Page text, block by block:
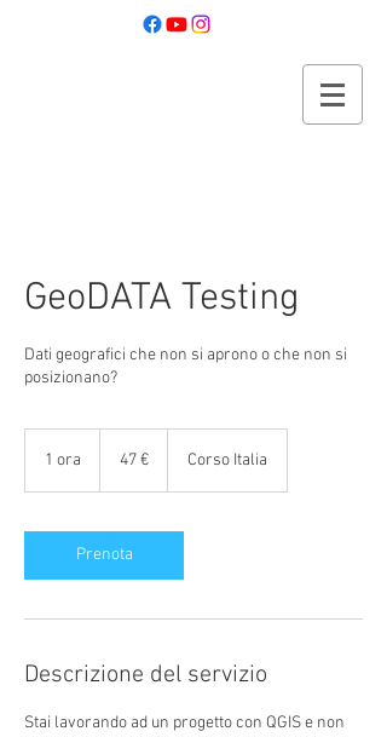
GeoDATA Testing
Dati geografici che non si aprono o che non si
posizionano?
1 ora 47 € Corso Italia
Prenota
Descrizione del servizio
Stai lavorando ad un progetto con QGIS e non